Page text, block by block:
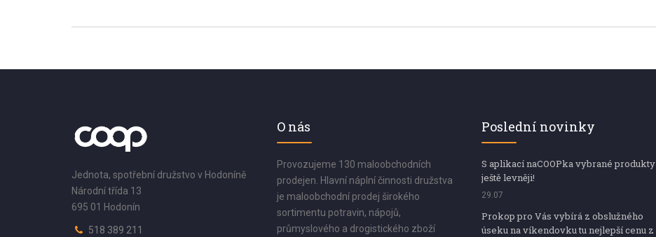
Jednota, spotřební družstvo v Hodoníně
Národní třída 13
695 01 Hodonín
518 389 211
O nás
Provozujeme 130 maloobchodních
prodejen. Hlavní náplní činnosti družstva
je maloobchodní prodej širokého
sortimentu potravin, nápojů,
průmyslového a drogistického zboží
Poslední novinky
S aplikací naCOOPka vybrané produkty
ještě levněji!
29.07
Prokop pro Vás vybírá z obslužného
úseku na víkendovku tu nejlepší cenu z